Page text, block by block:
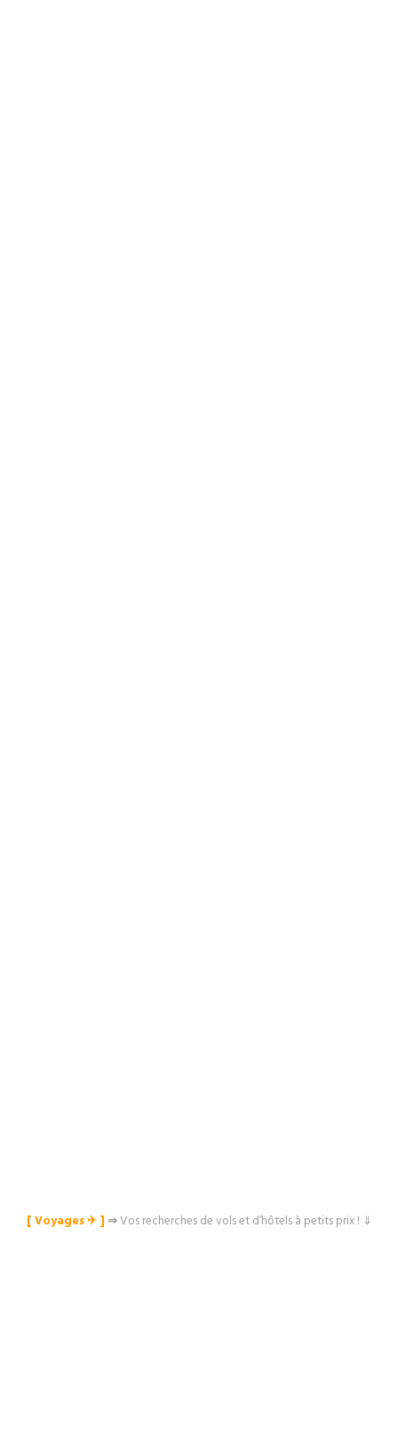
[ Voyages ✈︎ ]⇒Vos recherches de vols et d’hôtels à petits prix ! ⇓